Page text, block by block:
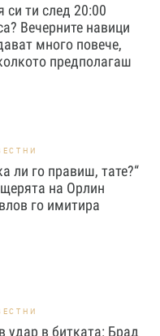
си ти след 20:00
Вечерните навици
много повече,
предполагаш
ли го правиш, тате?“
на Орлин
го имитира
удар в битката: Брад